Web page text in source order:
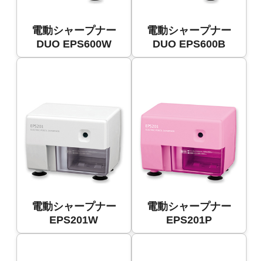
電動シャープナー
DUO EPS600W
電動シャープナー
DUO EPS600B
電動シャープナー
EPS201W
電動シャープナー
EPS201P